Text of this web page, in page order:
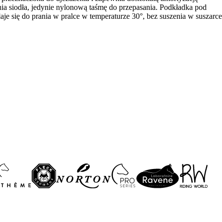
siodła, jedynie nylonową taśmę do przepasania. Podkładka pod
się do prania w pralce w temperaturze 30°, bez suszenia w suszarce